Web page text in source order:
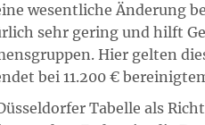
wesentliche Änderung
sehr gering und hilft
Hier gelten
bei 11.200 €
Tabelle als